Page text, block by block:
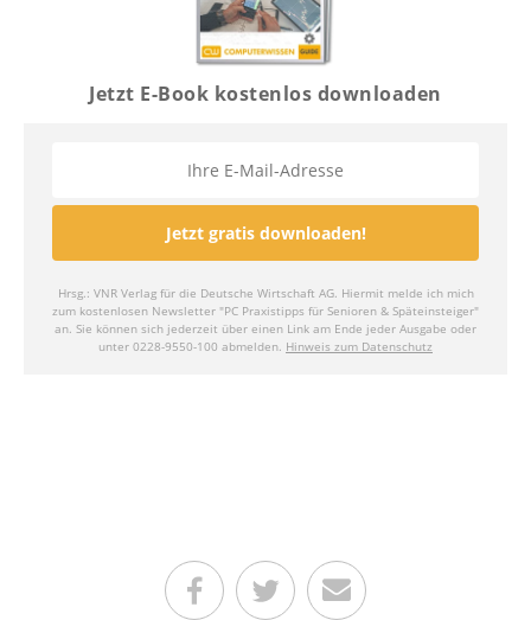
Teilen auf Facebook
Teilen auf Twitter
Per E-Mail senden